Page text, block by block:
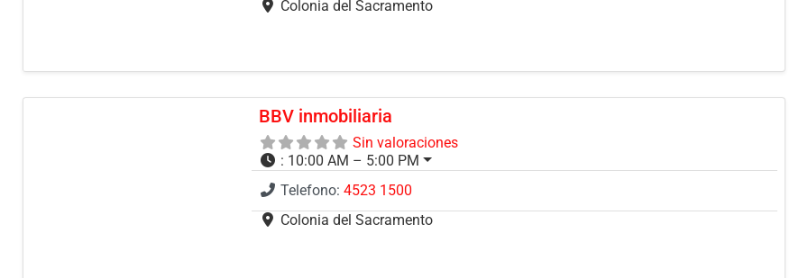
Colonia del Sacramento
BBV inmobiliaria
Sin valoraciones
: 10:00 AM – 5:00 PM
Telefono:4523 1500
Colonia del Sacramento